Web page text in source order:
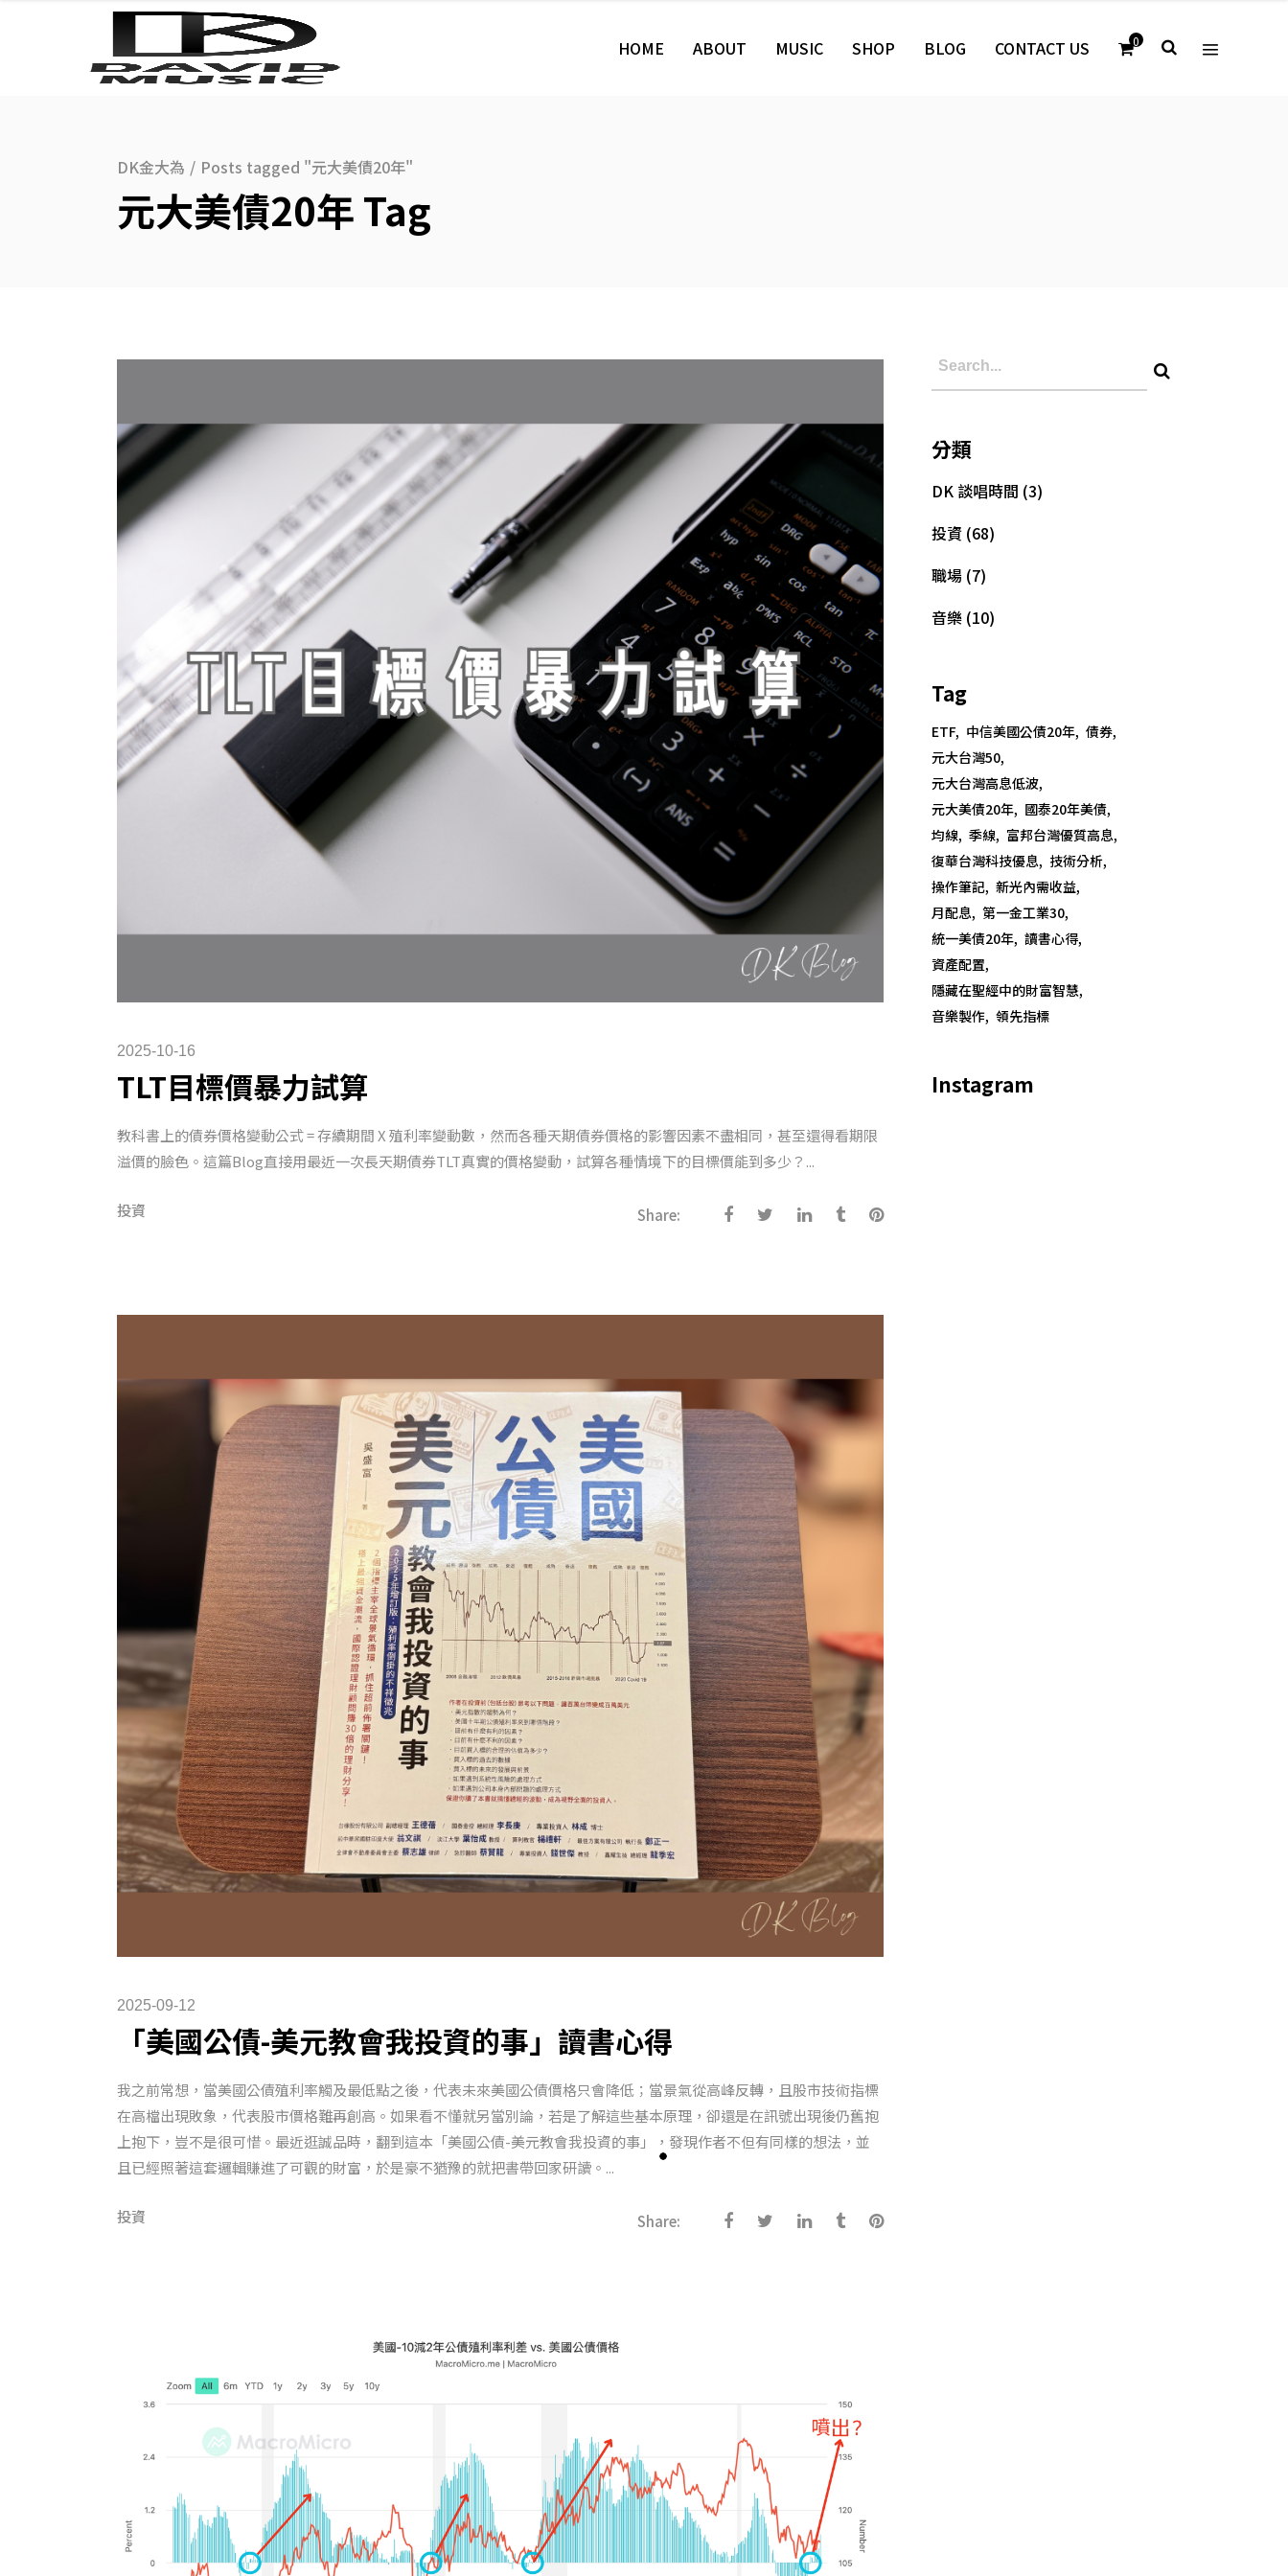
HOME ABOUT MUSIC SHOP BLOG CONTACT US 0
DK金大為 / Posts tagged "元大美債20年"
元大美債20年 Tag
2025-10-16
TLT目標價暴力試算
教科書上的債券價格變動公式 = 存續期間 X 殖利率變動數，然而各種天期債券價格的影響因素不盡相同，甚至還得看期限
溢價的臉色。這篇Blog直接用最近一次長天期債券TLT真實的價格變動，試算各種情境下的目標價能到多少？...
投資 Share:
2025-09-12
「美國公債-美元教會我投資的事」讀書心得
我之前常想，當美國公債殖利率觸及最低點之後，代表未來美國公債價格只會降低；當景氣從高峰反轉，且股市技術指標
在高檔出現敗象，代表股市價格難再創高。如果看不懂就另當別論，若是了解這些基本原理，卻還是在訊號出現後仍舊抱
上抱下，豈不是很可惜。最近逛誠品時，翻到這本「美國公債-美元教會我投資的事」，發現作者不但有同樣的想法，並
且已經照著這套邏輯賺進了可觀的財富，於是豪不猶豫的就把書帶回家研讀。...
投資 Share:
分類
DK 談唱時間 (3)
投資 (68)
職場 (7)
音樂 (10)
Tag
ETF 中信美國公債20年 債券
元大台灣50
元大台灣高息低波
元大美債20年 國泰20年美債
均線 季線 富邦台灣優質高息
復華台灣科技優息 技術分析
操作筆記 新光內需收益
月配息 第一金工業30
統一美債20年 讀書心得
資產配置
隱藏在聖經中的財富智慧
音樂製作 領先指標
Instagram